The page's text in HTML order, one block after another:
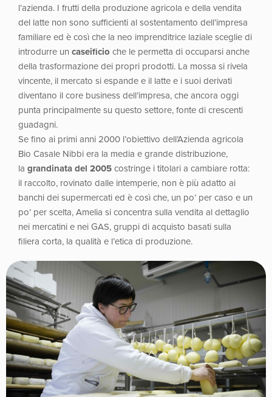
l’azienda. I frutti della produzione agricola e della vendita
del latte non sono sufficienti al sostentamento dell’impresa
familiare ed è così che la neo imprenditrice laziale sceglie di
introdurre un caseificio che le permetta di occuparsi anche
della trasformazione dei propri prodotti. La mossa si rivela
vincente, il mercato si espande e il latte e i suoi derivati
diventano il core business dell’impresa, che ancora oggi
punta principalmente su questo settore, fonte di crescenti
guadagni.
Se fino ai primi anni 2000 l’obiettivo dell’Azienda agricola
Bio Casale Nibbi era la media e grande distribuzione,
la grandinata del 2005costringe i titolari a cambiare rotta:
il raccolto, rovinato dalle intemperie, non è più adatto ai
banchi dei supermercati ed è così che, un po’ per caso e un
po’ per scelta, Amelia si concentra sulla vendita al dettaglio
nei mercatini e nei GAS, gruppi di acquisto basati sulla
filiera corta, la qualità e l’etica di produzione.